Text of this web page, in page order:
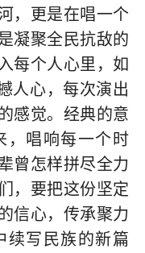
，更是在唱一个
凝聚全民抗敌的
每个人心里，如
人心，每次演出
感觉。经典的意
，唱响每一个时
曾怎样拼尽全力
，要把这份坚定
信心，传承聚力
续写民族的新篇